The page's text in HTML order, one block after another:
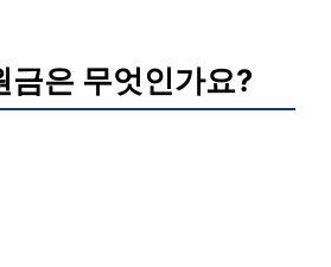
금은 무엇인가요?